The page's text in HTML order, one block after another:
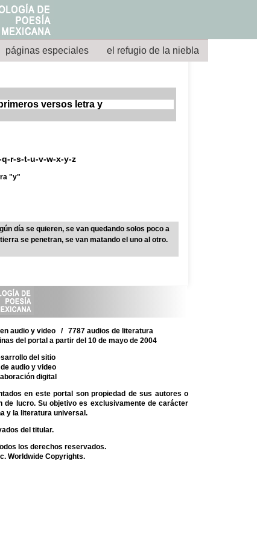
páginas especiales el refugio de la niebla
versos letra y
q-r-s-t-u-v-w-x-y-z
"y"
día se quieren, se van quedando solos poco a
se penetran, se van matando el uno al otro.
audio y video / 7787 audios de literatura
del portal a partir del 10 de mayo de 2004
del sitio
audio y video
digital
en este portal son propiedad de sus autores o
de lucro. Su objetivo es exclusivamente de carácter
y la literatura universal.
del titular.
los derechos reservados.
Worldwide Copyrights.